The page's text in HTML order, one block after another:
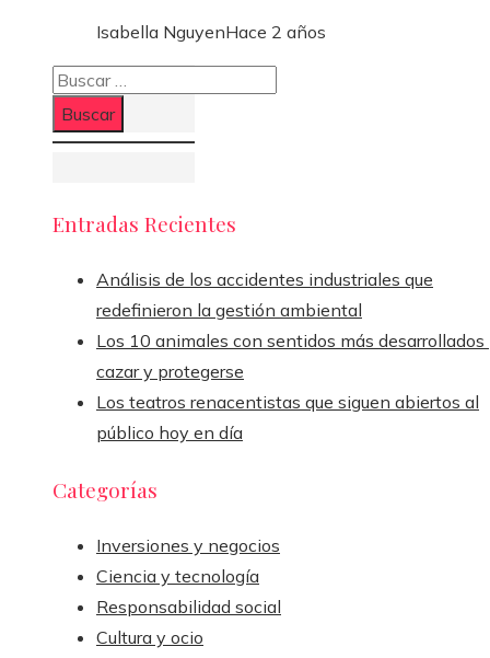
Isabella NguyenHace 2 años
Buscar:
Entradas Recientes
Análisis de los accidentes industriales que
redefinieron la gestión ambiental
Los 10 animales con sentidos más desarrollados
cazar y protegerse
Los teatros renacentistas que siguen abiertos al
público hoy en día
Categorías
Inversiones y negocios
Ciencia y tecnología
Responsabilidad social
Cultura y ocio